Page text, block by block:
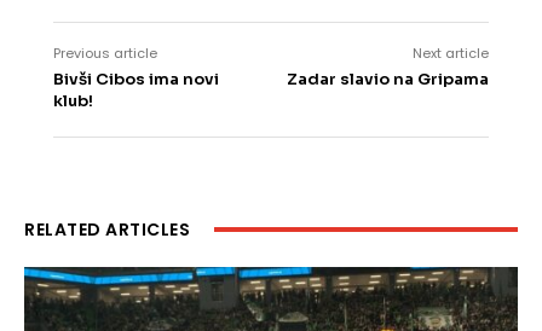
Previous article
Bivši Cibos ima novi
klub!
Next article
Zadar slavio na Gripama
RELATED ARTICLES